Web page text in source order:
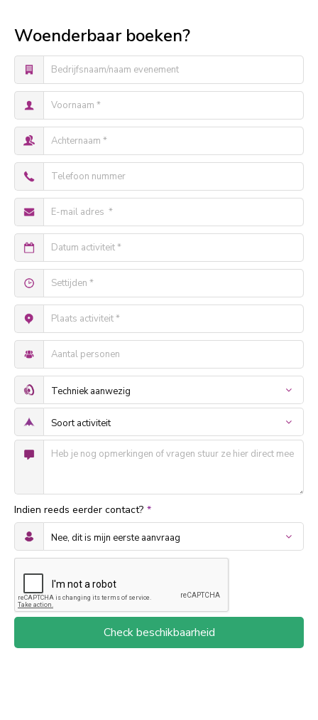
Woenderbaar boeken?
Indien reeds eerder contact? *
Check beschikbaarheid